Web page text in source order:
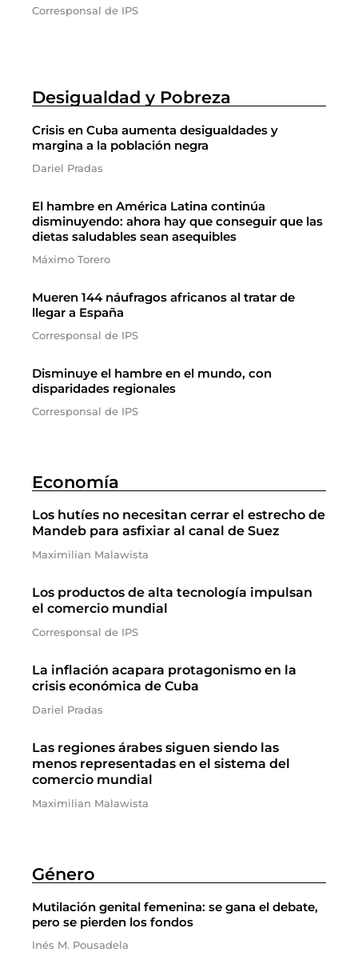
Corresponsal de IPS
Desigualdad y Pobreza
Crisis en Cuba aumenta desigualdades y
margina a la población negra
Dariel Pradas
El hambre en América Latina continúa
disminuyendo: ahora hay que conseguir que las
dietas saludables sean asequibles
Máximo Torero
Mueren 144 náufragos africanos al tratar de
llegar a España
Corresponsal de IPS
Disminuye el hambre en el mundo, con
disparidades regionales
Corresponsal de IPS
Economía
Los hutíes no necesitan cerrar el estrecho de
Mandeb para asfixiar al canal de Suez
Maximilian Malawista
Los productos de alta tecnología impulsan
el comercio mundial
Corresponsal de IPS
La inflación acapara protagonismo en la
crisis económica de Cuba
Dariel Pradas
Las regiones árabes siguen siendo las
menos representadas en el sistema del
comercio mundial
Maximilian Malawista
Género
Mutilación genital femenina: se gana el debate,
pero se pierden los fondos
Inés M. Pousadela